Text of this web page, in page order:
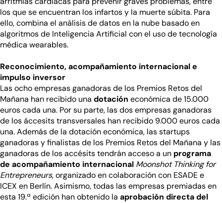
los que se encuentran los infartos y la muerte súbita. Para
ello, combina el análisis de datos en la nube basado en
algoritmos de Inteligencia Artificial con el uso de tecnología
médica wearables.
Reconocimiento, acompañamiento internacional e
impulso inversor
Las ocho empresas ganadoras de los Premios Retos del
Mañana han recibido una dotación económica de 15.000
euros cada una. Por su parte, las dos empresas ganadoras
de los áccesits transversales han recibido 9.000 euros cada
una. Además de la dotación económica, las startups
ganadoras y finalistas de los Premios Retos del Mañana y las
ganadoras de los accésits tendrán acceso a un programa
de acompañamiento internacional Moonshot Thinking for
Entrepreneurs, organizado en colaboración con ESADE e
ICEX en Berlín. Asimismo, todas las empresas premiadas en
esta 19.ª edición han obtenido la aprobación directa del